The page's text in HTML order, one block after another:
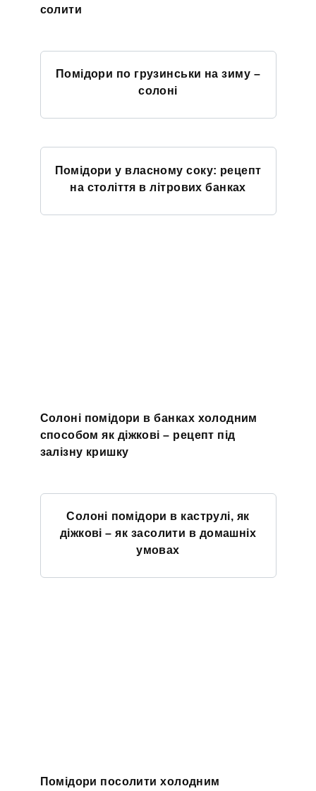
солити
Помідори по грузинськи на зиму –
солоні
Помідори у власному соку: рецепт
на століття в літрових банках
Солоні помідори в банках холодним
способом як діжкові – рецепт під
залізну кришку
Солоні помідори в каструлі, як
діжкові – як засолити в домашніх
умовах
Помідори посолити холодним